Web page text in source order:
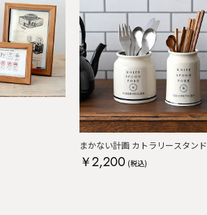
まかない計画 カトラリースタンド
￥2,200 (税込)